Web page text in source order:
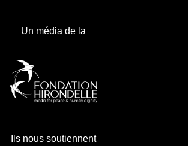
Un média de la
Ils nous soutiennent